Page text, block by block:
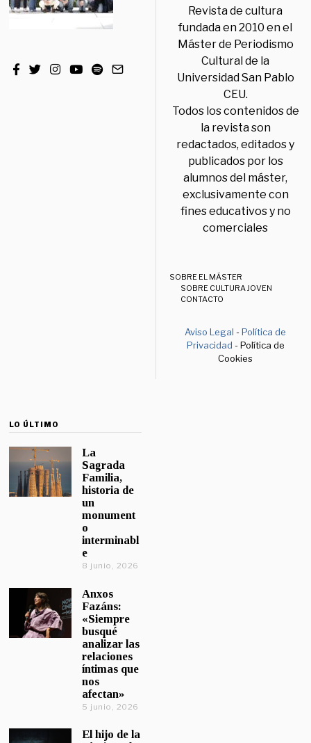
Revista de cultura
fundada en 2010 en el
Máster de Periodismo
Cultural de la
Universidad San Pablo
CEU.
Todos los contenidos de
la revista son
redactados, editados y
publicados por los
alumnos del máster,
exclusivamente con
fines educativos y no
comerciales
SOBRE EL MÁSTER
SOBRE CULTURA JOVEN
CONTACTO
Aviso Legal -Política de
Privacidad - Política de
Cookies
LO ÚLTIMO
La
Sagrada
Familia,
historia de
un
monument
o
interminabl
e
8 junio, 2026
Anxos
Fazáns:
«Siempre
busqué
analizar las
relaciones
íntimas que
nos
afectan»
5 junio, 2026
El hijo de la